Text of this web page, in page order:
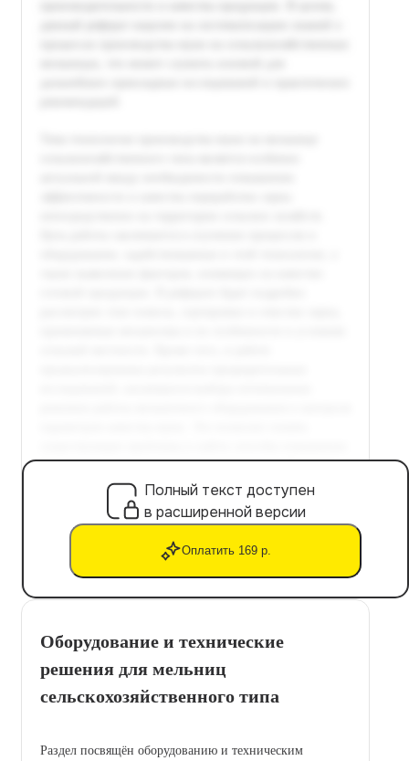
Полный текст доступен
в расширенной версии
Оплатить 169 р.
Оборудование и технические
решения для мельниц
сельскохозяйственного типа
Раздел посвящён оборудованию и техническим